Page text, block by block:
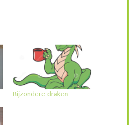
Bijzondere draken